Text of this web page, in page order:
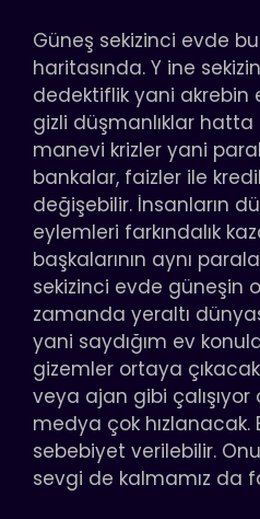
Güneş sekizinci evde
haritasında. Y ine
dedektiflik yani akrebin
gizli düşmanlıklar
manevi krizler yani
bankalar, faizler ile
değişebilir. İnsanların
eylemleri farkındalık
başkalarının aynı
sekizinci evde güneşin
zamanda yeraltı
yani saydığım ev
gizemler ortaya
veya ajan gibi çalışıyor
medya çok hızlanacak.
sebebiyet verilebilir.
sevgi de kalmamız da